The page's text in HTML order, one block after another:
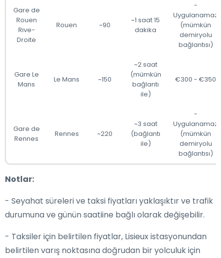
Gare de
Rouen
Rive-
Droite
Rouen ~90
~1 saat 15
dakika
-
Uygulanamaz
(mümkün
demiryolu
bağlantısı)
Gare Le
Mans
Le Mans ~150
~2 saat
(mümkün
bağlantı
ile)
€300 - €350
Gare de
Rennes
Rennes ~220
~3 saat
(bağlantı
ile)
-
Uygulanamaz
(mümkün
demiryolu
bağlantısı)
Notlar:
- Seyahat süreleri ve taksi fiyatları yaklaşıktır ve trafik
durumuna ve günün saatiine bağlı olarak değişebilir.
- Taksiler için belirtilen fiyatlar, Lisieux istasyonundan
belirtilen varış noktasına doğrudan bir yolculuk için